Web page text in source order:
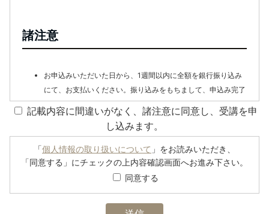
諸注意
お申込みいただいた日から、1週間以内に全額を銀行振り込み
にて、お支払いください。振り込みをもちまして、申込み完了
とさせていただきます。
カリキュラム及び実習場所は、変更の可能性がございます。
カリキュラムは開講1週間前に確定予定です。変更点に不服が
ある場合は、費用を全額返金いたします。その場合、開講日3
日前までにご連絡ください。ただし振込手数料はご本人様負担
記載内容に間違いがなく、諸注意に同意し、受講を申
し込みます。
「個人情報の取り扱いについて 」をお読みいただき、
「同意する」にチェックの上内容確認画面へお進み下さい。
同意する